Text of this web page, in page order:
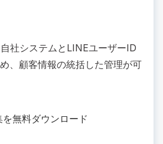
社システムとLINEユーザーID
、顧客情報の統括した管理が可
無料ダウンロード